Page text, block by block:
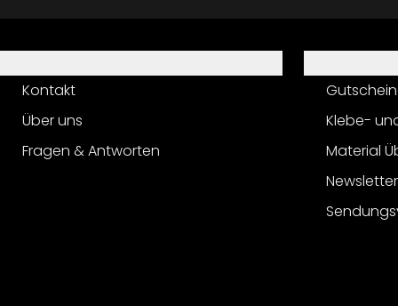
Kontakt
Über uns
Fragen & Antworten
Klebe-
Material